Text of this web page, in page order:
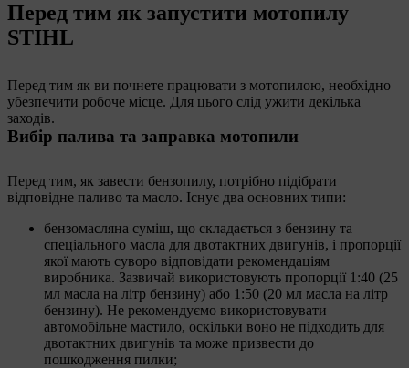
Перед тим як запустити мотопилу
STIHL
Перед тим як ви почнете працювати з мотопилою, необхідно
убезпечити робоче місце. Для цього слід ужити декілька
заходів.
Вибір палива та заправка мотопили
Перед тим, як завести бензопилу, потрібно підібрати
відповідне паливо та масло. Існує два основних типи:
бензомасляна суміш, що складається з бензину та
спеціального масла для двотактних двигунів, і пропорції
якої мають суворо відповідати рекомендаціям
виробника. Зазвичай використовують пропорції 1:40 (25
мл масла на літр бензину) або 1:50 (20 мл масла на літр
бензину). Не рекомендуємо використовувати
автомобільне мастило, оскільки воно не підходить для
двотактних двигунів та може призвести до
пошкодження пилки;